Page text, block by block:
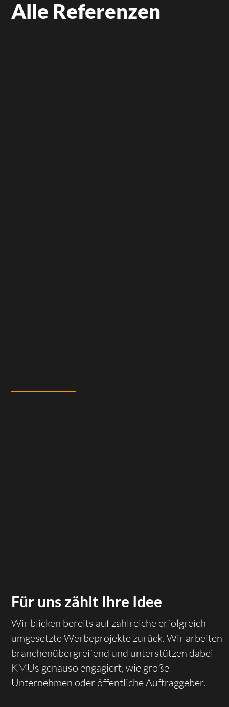
Alle Referenzen
Für uns zählt Ihre Idee
Wir blicken bereits auf zahlreiche erfolgreich
umgesetzte Werbeprojekte zurück. Wir arbeiten
branchenübergreifend und unterstützen dabei
KMUs genauso engagiert, wie große
Unternehmen oder öffentliche Auftraggeber.